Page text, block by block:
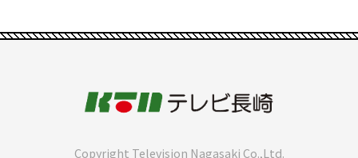
Copyright Television Nagasaki Co.,Ltd.